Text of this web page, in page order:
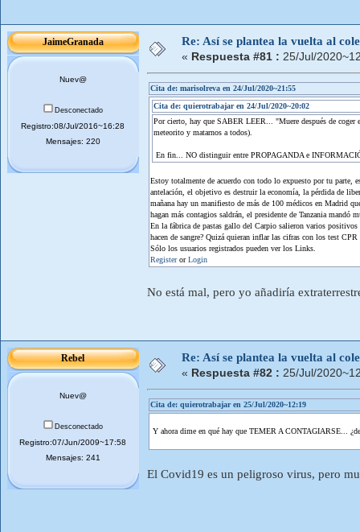
JaimeGranada
Nuev@
Desconectado
Registro:08/Jul/2016~16:28
Mensajes: 220
Re: Así se plantea la vuelta al
« Respuesta #81 : 25/Jul/
Cita de: marisolreva en 24/Jul/2020~21:55
Cita de: quierotrabajar en 24/Jul/2020~20:02
Por cierto, hay que SABER LEER... "Muere después de coger
meteorito y matarnos a todos).
En fin... NO distinguir entre PROPAGANDA e
Estoy totalmente de acuerdo con todo lo expuesto por tu parte,
antelación, el objetivo es destruir la economía, la pérdida de
mañana hay un manifiesto de más de 100 médicos en Madrid
hagan más contagios saldrán, el presidente de Tanzania mandó
En la fábrica de pastas gallo del Carpio salieron varios
hacen de sangre? Quizá quieran inflar las cifras con los test CPR
Sólo los usuarios registrados pueden ver los Links.
RegisterorLogin
No está mal, pero yo añadiría
Rebel
Nuev@
Desconectado
Registro:07/Jun/2009~17:58
Mensajes: 241
Re: Así se plantea la vuelta al
« Respuesta #82 : 25/Jul/
Cita de: quierotrabajar en 25/Jul/2020~12:19
Y ahora dime en qué hay que TEMER A CONTAGIARSE...
El Covid19 es un peligroso virus, pero